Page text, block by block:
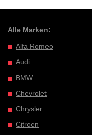
Alle Marken:
Alfa Romeo
Audi
BMW
Chevrolet
Chrysler
Citroen